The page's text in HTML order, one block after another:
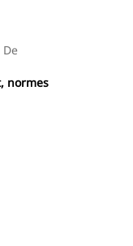
normes